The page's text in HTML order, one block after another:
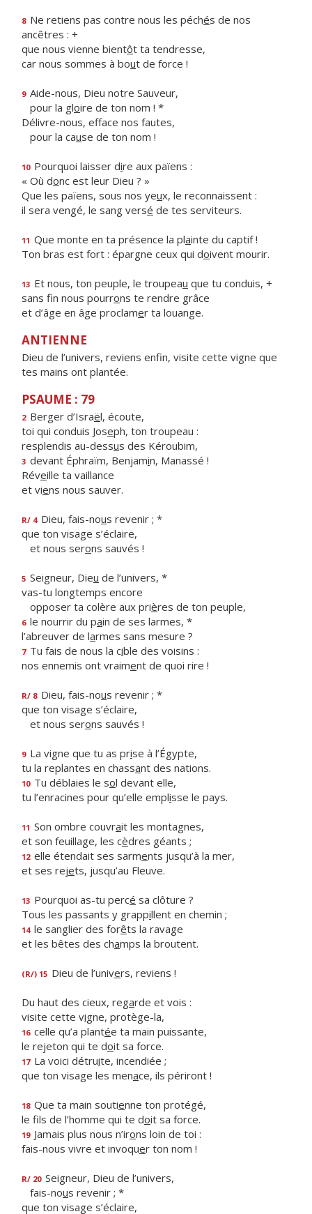
8 Ne retiens pas contre nous les péchés de nos
ancêtres : +
que nous vienne bientôt ta tendresse,
car nous sommes à bout de force !
9 Aide-nous, Dieu notre Sauveur,
pour la gloire de ton nom ! *
Délivre-nous, efface nos fautes,
pour la cause de ton nom !
10 Pourquoi laisser dire aux païens :
« Où donc est leur Dieu ? »
Que les païens, sous nos yeux, le reconnaissent :
il sera vengé, le sang versé de tes serviteurs.
11 Que monte en ta présence la plainte du captif !
Ton bras est fort : épargne ceux qui doivent mourir.
13 Et nous, ton peuple, le troupeau que tu conduis, +
sans fin nous pourrons te rendre grâce
et d’âge en âge proclamer ta louange.
ANTIENNE
Dieu de l’univers, reviens enfin, visite cette vigne que
tes mains ont plantée.
PSAUME : 79
2 Berger d’Israël, écoute,
toi qui conduis Joseph, ton troupeau :
resplendis au-dessus des Kéroubim,
3 devant Éphraïm, Benjamin, Manassé !
Réveille ta vaillance
et viens nous sauver.
R/ 4 Dieu, fais-nous revenir ; *
que ton visage s’éclaire,
et nous serons sauvés !
5 Seigneur, Dieu de l’univers, *
vas-tu longtemps encore
opposer ta colère aux prières de ton peuple,
6 le nourrir du pain de ses larmes, *
l’abreuver de larmes sans mesure ?
7 Tu fais de nous la cible des voisins :
nos ennemis ont vraiment de quoi rire !
R/ 8 Dieu, fais-nous revenir ; *
que ton visage s’éclaire,
et nous serons sauvés !
9 La vigne que tu as prise à l’Égypte,
tu la replantes en chassant des nations.
10 Tu déblaies le sol devant elle,
tu l’enracines pour qu’elle emplisse le pays.
11 Son ombre couvrait les montagnes,
et son feuillage, les cèdres géants ;
12 elle étendait ses sarments jusqu’à la mer,
et ses rejets, jusqu’au Fleuve.
13 Pourquoi as-tu percé sa clôture ?
Tous les passants y grappillent en chemin ;
14 le sanglier des forêts la ravage
et les bêtes des champs la broutent.
(R/) 15 Dieu de l’univers, reviens !
Du haut des cieux, regarde et vois :
visite cette vigne, protège-la,
16 celle qu’a plantée ta main puissante,
le rejeton qui te doit sa force.
17 La voici détruite, incendiée ;
que ton visage les menace, ils périront !
18 Que ta main soutienne ton protégé,
le fils de l’homme qui te doit sa force.
19 Jamais plus nous n’irons loin de toi :
fais-nous vivre et invoquer ton nom !
R/ 20 Seigneur, Dieu de l’univers,
fais-nous revenir ; *
que ton visage s’éclaire,